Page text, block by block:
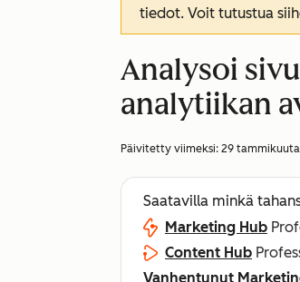
tiedot. Voit tutustua
Analysoi
analytiikan
Päivitetty viimeksi: 29
Saatavilla minkä
Marketing Hub
Content Hub
Vanhentunut